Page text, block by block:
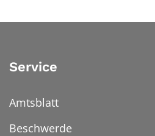
Service
Amtsblatt
Beschwerde